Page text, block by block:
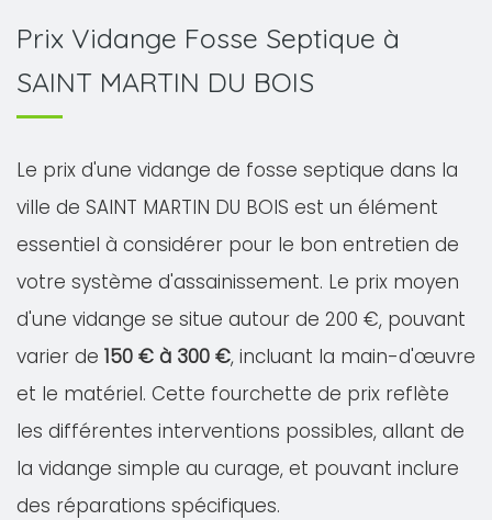
Prix Vidange Fosse Septique à
SAINT MARTIN DU BOIS
Le prix d'une vidange de fosse septique dans la
ville de SAINT MARTIN DU BOIS est un élément
essentiel à considérer pour le bon entretien de
votre système d'assainissement. Le prix moyen
d'une vidange se situe autour de 200 €, pouvant
varier de 150 € à 300 €, incluant la main-d'œuvre
et le matériel. Cette fourchette de prix reflète
les différentes interventions possibles, allant de
la vidange simple au curage, et pouvant inclure
des réparations spécifiques.